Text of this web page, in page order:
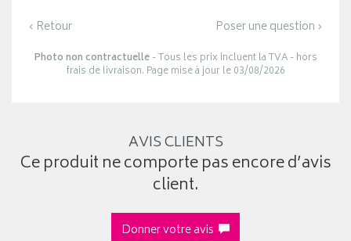
‹ Retour Poser une question ›
Photo non contractuelle- Tous les prix incluent la TVA - hors
frais de livraison. Page mise à jour le 03/08/2026
AVIS CLIENTS
Ce produit ne comporte pas encore d’avis
client.
Donner votre avis